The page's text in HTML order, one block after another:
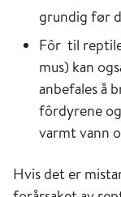
grundig før
Fôr til
mus) kan
anbefales å
fôrdyrene
varmt vann
Hvis det er